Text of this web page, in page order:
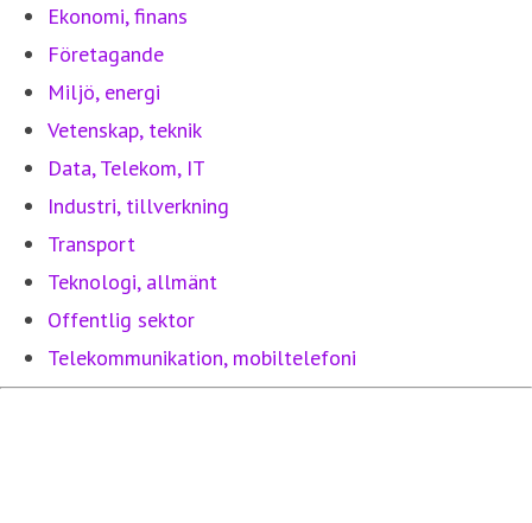
Ekonomi, finans
Företagande
Miljö, energi
Vetenskap, teknik
Data, Telekom, IT
Industri, tillverkning
Transport
Teknologi, allmänt
Offentlig sektor
Telekommunikation, mobiltelefoni